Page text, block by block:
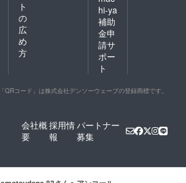
ト
の
広
め
方
hi-ya
補助
金申
請サ
ポー
ト
「QRコード」は株式会社デンソーウェーブの登録商標です。
会社概
要
採用情
報
パートナー
募集